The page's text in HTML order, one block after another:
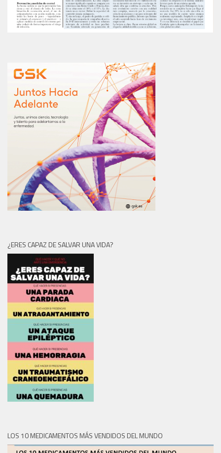
¿ERES CAPAZ DE SALVAR UNA VIDA?
LOS 10 MEDICAMENTOS MÁS VENDIDOS DEL MUNDO